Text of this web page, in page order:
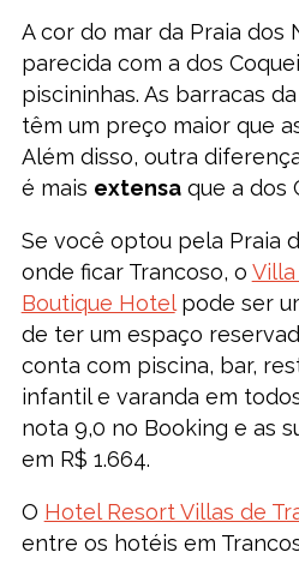
A cor do mar da Praia dos
parecida com a dos
piscininhas. As barracas
têm um preço maior que
Além disso, outra
é mais extensaque a dos
Se você optou pela Praia
onde ficar Trancoso, o
Boutique Hotelpode ser
de ter um espaço
conta com piscina, bar,
infantil e varanda em
nota 9,0 no Booking e as
em R$ 1.664.
O Hotel Resort Villas de
entre os hotéis em